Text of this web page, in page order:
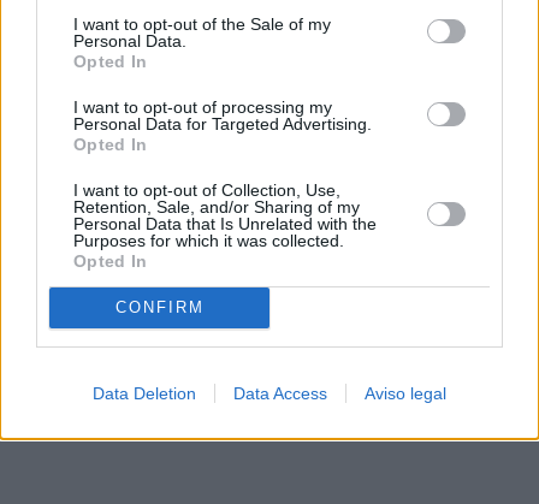
cualquier momento entrando de nuevo en este sitio web o
visitando nuestra política de privacidad.
I want to opt-out of the Sale of my
Personal Data.
Opted In
I want to opt-out of processing my
Personal Data for Targeted Advertising.
Opted In
I want to opt-out of Collection, Use,
Retention, Sale, and/or Sharing of my
Personal Data that Is Unrelated with the
Purposes for which it was collected.
Opted In
CONFIRM
Data Deletion Data Access Aviso legal